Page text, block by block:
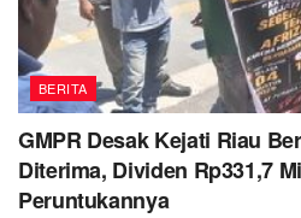
BERITA
GMPR Desak Kejati Riau
Diterima, Dividen Rp331,7
Peruntukannya